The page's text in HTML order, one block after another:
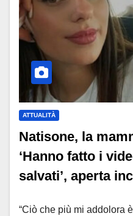
ATTUALITÀ
Natisone, la
‘Hanno fatto i
salvati’, aperta
“Ciò che più mi addolora